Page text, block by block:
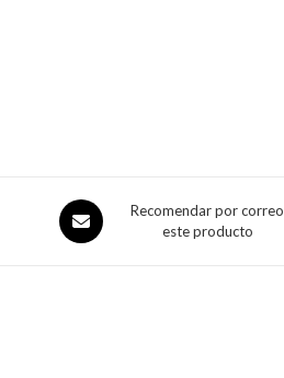
Recomendar por correo
este producto